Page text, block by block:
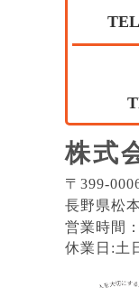
株式
〒399-
長野県松
営業時間
休業日:土